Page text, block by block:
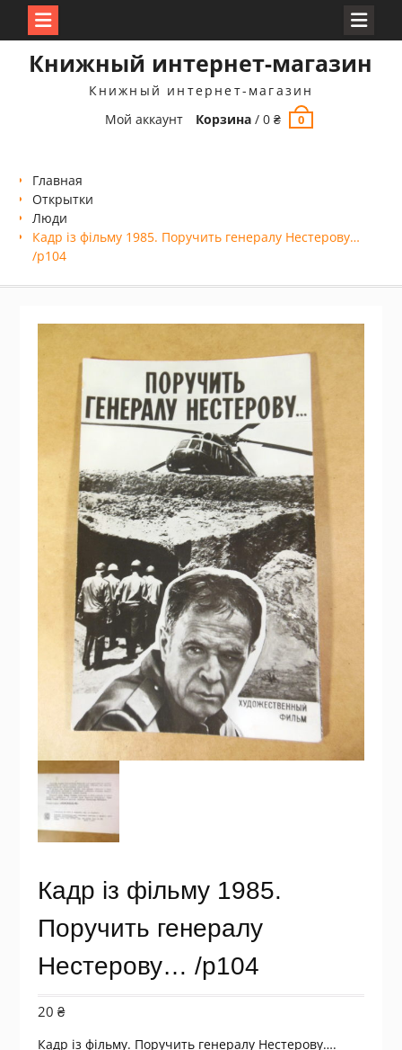
Книжный интернет-магазин
Книжный интернет-магазин
Мой аккаунт
Корзина /0₴ 0
Главная
Открытки
Люди
Кадр із фільму 1985. Поручить генералу Нестерову…
/p104
Кадр із фільму 1985.
Поручить генералу
Нестерову… /p104
20 ₴
Кадр із фільму. Поручить генералу Нестерову….